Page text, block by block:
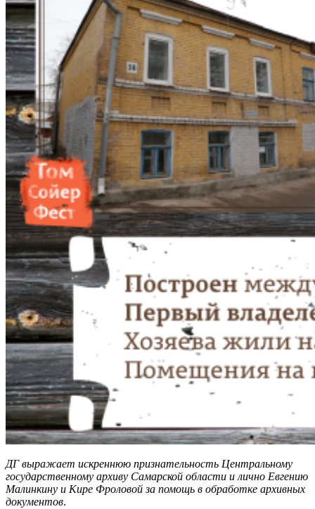
ДГ выражает искреннюю признательность Центральному
государственному архиву Самарской области и лично Евгению
Малинкину и Кире Фроловой за помощь в обработке архивных
документов.